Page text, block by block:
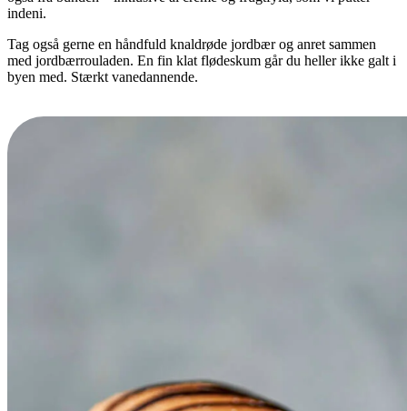
indeni.
Tag også gerne en håndfuld knaldrøde jordbær og anret sammen
med jordbærrouladen. En fin klat flødeskum går du heller ikke galt i
byen med. Stærkt vanedannende.